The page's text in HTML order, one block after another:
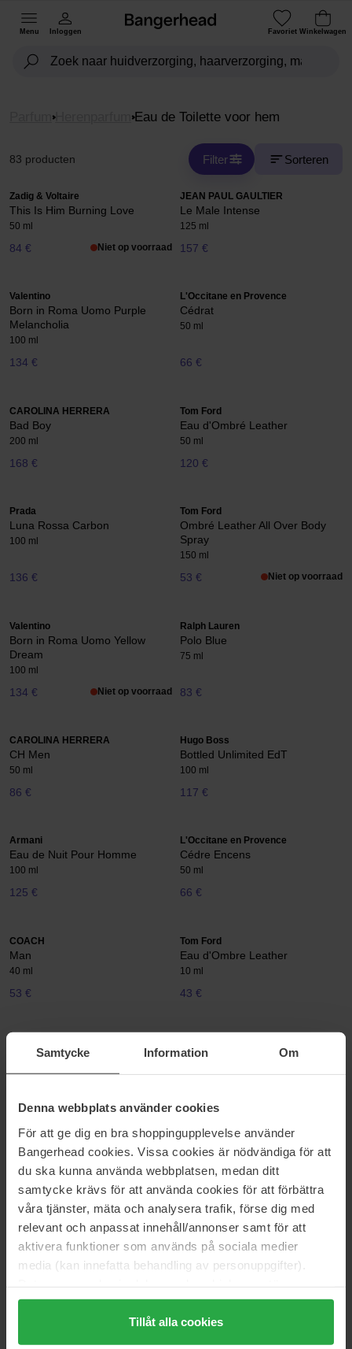
Samtycke Information Om
Denna webbplats använder cookies
För att ge dig en bra shoppingupplevelse använder
Bangerhead cookies. Vissa cookies är nödvändiga för att
du ska kunna använda webbplatsen, medan ditt
samtycke krävs för att använda cookies för att förbättra
våra tjänster, mäta och analysera trafik, förse dig med
relevant och anpassat innehåll/annonser samt för att
aktivera funktioner som används på sociala medier
media (kan innefatta behandling av personuppgifter).
Genom att trycka på "Tillåt alla cookies" accepterar du
alla cookies, medan du under "Detaljer" kan anpassa
användningen av cookies. Du kan när som helst återkalla
Tillåt alla cookies
Menu Inloggen Favoriet Winkelwagen
Herenparfum Eau de Toilette voor hem
83 producten Filter Sorteren
Zadig & Voltaire
This Is Him Burning Love
50 ml
84 € Niet op voorraad
JEAN PAUL GAULTIER
Le Male Intense
125 ml
157 €
Valentino
Born in Roma Uomo Purple
Melancholia
100 ml
134 €
L'Occitane en Provence
Cédrat
50 ml
66 €
CAROLINA HERRERA
Bad Boy
200 ml
168 €
Tom Ford
Eau d'Ombré Leather
50 ml
120 €
Prada
Luna Rossa Carbon
100 ml
136 €
Tom Ford
Ombré Leather All Over Body
Spray
150 ml
53 € Niet op voorraad
Valentino
Born in Roma Uomo Yellow
Dream
100 ml
134 € Niet op voorraad
Ralph Lauren
Polo Blue
75 ml
83 €
CAROLINA HERRERA
CH Men
50 ml
86 €
Hugo Boss
Bottled Unlimited EdT
100 ml
117 €
Armani
Eau de Nuit Pour Homme
100 ml
125 €
L'Occitane en Provence
Cédre Encens
50 ml
66 €
COACH
Man
40 ml
53 €
Tom Ford
Eau d'Ombre Leather
10 ml
43 €
Cédre Gingembre
50 ml
Wanted
Stronger With You For Men
100 ml
97 €
Normale prijs 124 €
Dolce & Gabbana
Pour Homme
75 ml
100 €
COACH
40 ml
Armani
Eau Pour Homme
100 ml
Burberry Burberry